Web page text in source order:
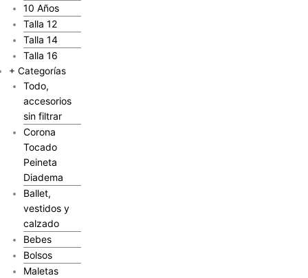
10 Años
Talla 12
Talla 14
Talla 16
+ Categorías
Todo,
accesorios
sin filtrar
Corona
Tocado
Peineta
Diadema
Ballet,
vestidos y
calzado
Bebes
Bolsos
Maletas